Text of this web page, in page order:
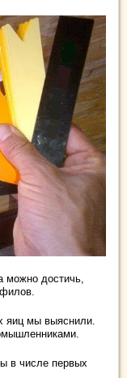
можно достичь,
яиц мы выяснили.
в числе первых